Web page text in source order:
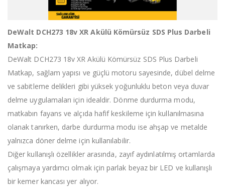
DeWalt DCH273 18v XR Akülü Kömürsüz SDS Plus Darbeli
Matkap:
DeWalt DCH273 18v XR Akülü Kömürsüz SDS Plus Darbeli
Matkap, sağlam yapısı ve güçlü motoru sayesinde, dübel delme
ve sabitleme delikleri gibi yüksek yoğunluklu beton veya duvar
delme uygulamaları için idealdir. Dönme durdurma modu,
matkabın fayans ve alçıda hafif keskileme için kullanılmasına
olanak tanırken, darbe durdurma modu ise ahşap ve metalde
yalnızca döner delme için kullanılabilir.
Diğer kullanışlı özellikler arasında, zayıf aydınlatılmış ortamlarda
çalışmaya yardımcı olmak için parlak beyaz bir LED ve kullanışlı
bir kemer kancası yer alıyor.